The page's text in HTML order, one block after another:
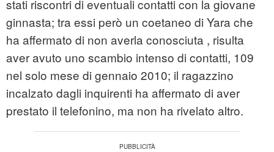
stati riscontri di eventuali contatti con la giovane
ginnasta; tra essi però un coetaneo di Yara che
ha affermato di non averla conosciuta , risulta
aver avuto uno scambio intenso di contatti, 109
nel solo mese di gennaio 2010; il ragazzino
incalzato dagli inquirenti ha affermato di aver
prestato il telefonino, ma non ha rivelato altro.